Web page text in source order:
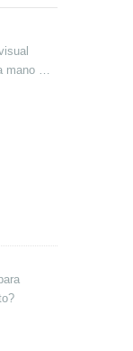
mano de